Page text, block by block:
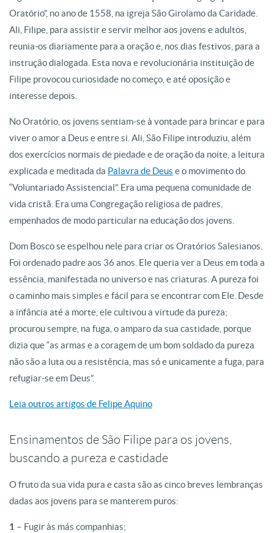
Oratório”, no ano de 1558, na igreja São Girolamo da Caridade.
Ali, Filipe, para assistir e servir melhor aos jovens e adultos,
reunia-os diariamente para a oração e, nos dias festivos, para a
instrução dialogada. Esta nova e revolucionária instituição de
Filipe provocou curiosidade no começo, e até oposição e
interesse depois.
No Oratório, os jovens sentiam-se à vontade para brincar e para
viver o amor a Deus e entre si. Ali, São Filipe introduziu, além
dos exercícios normais de piedade e de oração da noite, a leitura
explicada e meditada da Palavra de Deus e o movimento do
“Voluntariado Assistencial”. Era uma pequena comunidade de
vida cristã. Era uma Congregação religiosa de padres,
empenhados de modo particular na educação dos jovens.
Dom Bosco se espelhou nele para criar os Oratórios Salesianos.
Foi ordenado padre aos 36 anos. Ele queria ver a Deus em toda a
essência, manifestada no universo e nas criaturas. A pureza foi
o caminho mais simples e fácil para se encontrar com Ele. Desde
a infância até a morte, ele cultivou a virtude da pureza;
procurou sempre, na fuga, o amparo da sua castidade, porque
dizia que “as armas e a coragem de um bom soldado da pureza
não são a luta ou a resistência, mas só e unicamente a fuga, para
refugiar-se em Deus”.
Leia outros artigos de Felipe Aquino
Ensinamentos de São Filipe para os jovens,
buscando a pureza e castidade
O fruto da sua vida pura e casta são as cinco breves lembranças
dadas aos jovens para se manterem puros:
1 – Fugir às más companhias;